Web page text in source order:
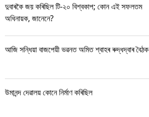
দুবাৰকৈ জয় কৰিছিল টি-২০ বিশ্বকাপ; কোন এই সফলতম
অধিনায়ক, জানেনে?
আজি সন্ধিয়া বাজপেয়ী ভৱনত অমিত শ্বাহৰ ৰুদ্ধদ্বাৰ বৈঠক
উমানন্দ দেৱালয় কোনে নিৰ্মাণ কৰিছিল